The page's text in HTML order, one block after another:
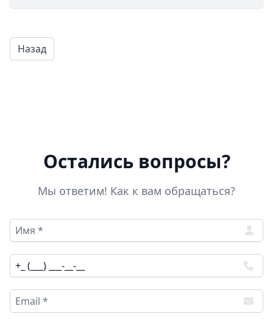
Назад
Остались вопросы?
Мы ответим! Как к вам обращаться?